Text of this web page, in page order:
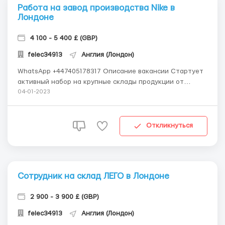
Работа на завод производства Nike в
Лондоне
4 100 - 5 400 £ (GBP)
felec34913 Англия (Лондон)
WhatsApp +447405178317 Описание вакансии Стартует
активный набор на крупные склады продукции от
заводов NIKE в Англии. Склад расположен в Лондоне.
лет Открываем визу T...
04-01-2023
Откликнуться
Сотрудник на склад ЛЕГО в Лондоне
2 900 - 3 900 £ (GBP)
felec34913 Англия (Лондон)